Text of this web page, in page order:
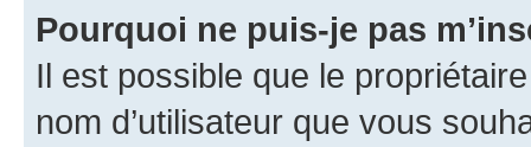
Pourquoi ne puis-je pas
Il est possible que le
nom d’utilisateur que vous